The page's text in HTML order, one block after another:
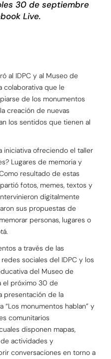
30 de septiembre
Live.
al IDPC y al Museo de
colaborativa que le
de los monumentos
creación de nuevas
los sentidos que tienen al
iniciativa ofreciendo el taller
Lugares de memoria y
resultado de estas
fotos, memes, textos y
digitalmente
sus propuestas de
personas, lugares o
a través de las
sociales del IDPC y los
del Museo de
el próximo 30 de
presentación de la
monumentos hablan” y
comunitarios
disponen mapas,
actividades y
conversaciones en torno a